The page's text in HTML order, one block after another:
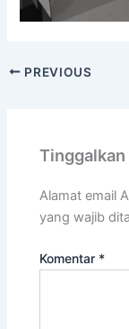
PREVIOUS
Tinggalkan
Alamat email
yang wajib
Komentar *